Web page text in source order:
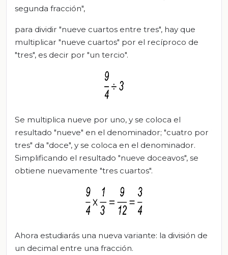
segunda fracción",
para dividir "nueve cuartos entre tres", hay que
multiplicar "nueve cuartos" por el recíproco de
"tres", es decir por "un tercio".
Se multiplica nueve por uno, y se coloca el
resultado "nueve" en el denominador; "cuatro por
tres" da "doce", y se coloca en el denominador.
Simplificando el resultado "nueve doceavos", se
obtiene nuevamente "tres cuartos".
Ahora estudiarás una nueva variante: la división de
un decimal entre una fracción.